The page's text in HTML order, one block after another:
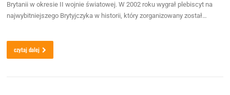
Brytanii w okresie II wojnie światowej. W 2002 roku wygrał plebiscyt na
najwybitniejszego Brytyjczyka w historii, który zorganizowany został…
czytaj dalej